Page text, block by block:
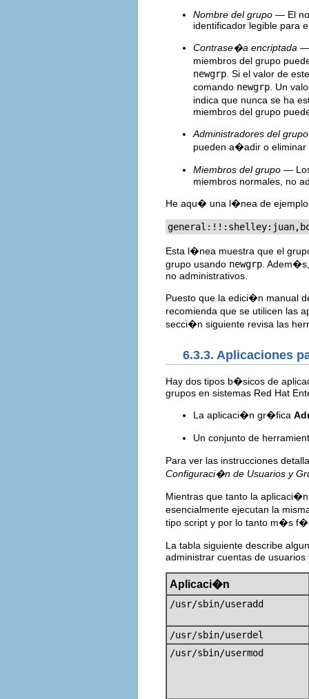
Nombre del grupo — El
identificador legible para
Contrase�a encriptada —
miembros del grupo
newgrp . Si el valor de
comando newgrp . Un
indica que nunca se ha
miembros del grupo
Administradores del grupo
pueden a�adir o
Miembros del grupo —
miembros normales, no
He aqu� una l�nea de
Esta l�nea muestra que el
grupo usando newgrp .
no administrativos.
Puesto que la edici�n manual
recomienda que se utilicen las
secci�n siguiente revisa las
6.3.3. Aplicaciones
Hay dos tipos b�sicos de
grupos en sistemas Red Hat
La aplicaci�n gr�fica
Un conjunto de
Para ver las instrucciones
Configuraci�n de Usuarios y
Mientras que tanto la
esencialmente ejecutan la
tipo script y por lo tanto m�s
La tabla siguiente describe
administrar cuentas de usuarios
Aplicaci�n
/usr/sbin/useradd
/usr/sbin/userdel
/usr/sbin/usermod